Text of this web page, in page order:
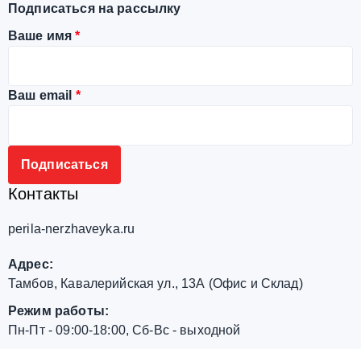
Подписаться на рассылку
Ваше имя*
Ваш email *
Контакты
perila-nerzhaveyka.ru
Адрес:
Тамбов, Кавалерийская ул., 13А (Офис и Склад)
Режим работы:
Пн-Пт - 09:00-18:00, Сб-Вс - выходной